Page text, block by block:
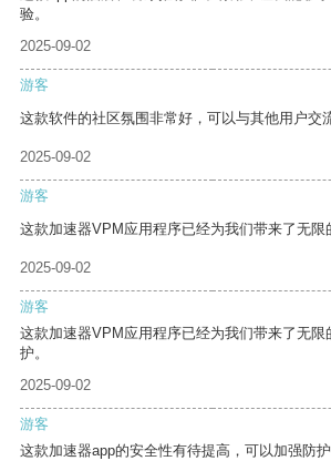
验。
2025-09-02
游客
这款软件的社区氛围非常好，可以与其他用户交
2025-09-02
游客
这款加速器VPM应用程序已经为我们带来了无限
2025-09-02
游客
这款加速器VPM应用程序已经为我们带来了无限
护。
2025-09-02
游客
这款加速器app的安全性有待提高，可以加强防